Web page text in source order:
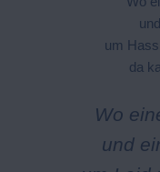
um
da
Wo
und